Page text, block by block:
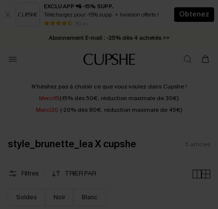
EXCLU APP 📲 -15% SUPP.
Téléchargez pour -15% supp. + livraison offerts !
50 k+
Obtenez
* Livraison éclair 2-3 jours ouvrés >>
Abonnement E-mail : -25% dès 4 achetés >>
N'hésitez pas à choisir ce que vous voulez dans Cupshe !
Merci15(-15% dès 50€, réduction maximale de 30€)
Merci20 (-20% dès 80€, réduction maximale de 45€)
style_brunette_lea X cupshe 5 articles
Filtres TRIER PAR
Soldes Noir Blanc